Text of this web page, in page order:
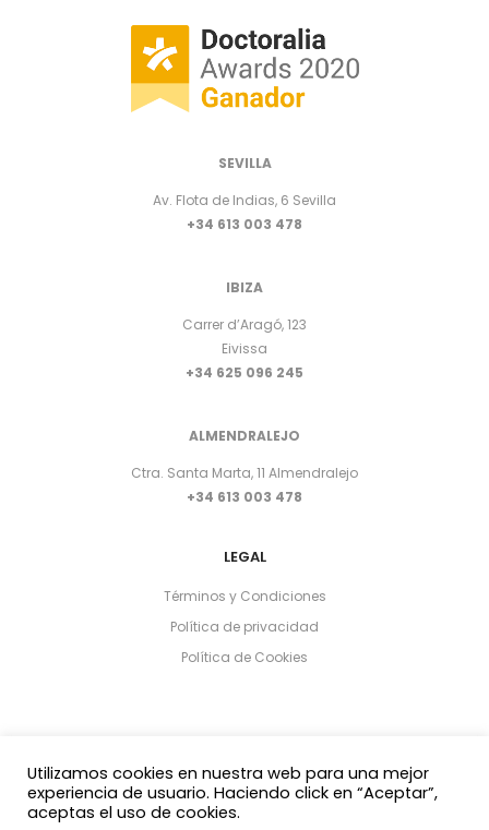
SEVILLA
Av. Flota de Indias, 6 Sevilla
+34 613 003 478
IBIZA
Carrer d’Aragó, 123
Eivissa
+34 625 096 245
ALMENDRALEJO
Ctra. Santa Marta, 11 Almendralejo
+34 613 003 478
LEGAL
Términos y Condiciones
Política de privacidad
Política de Cookies
Utilizamos cookies en nuestra web para una mejor
experiencia de usuario. Haciendo click en “Aceptar”,
aceptas el uso de cookies.